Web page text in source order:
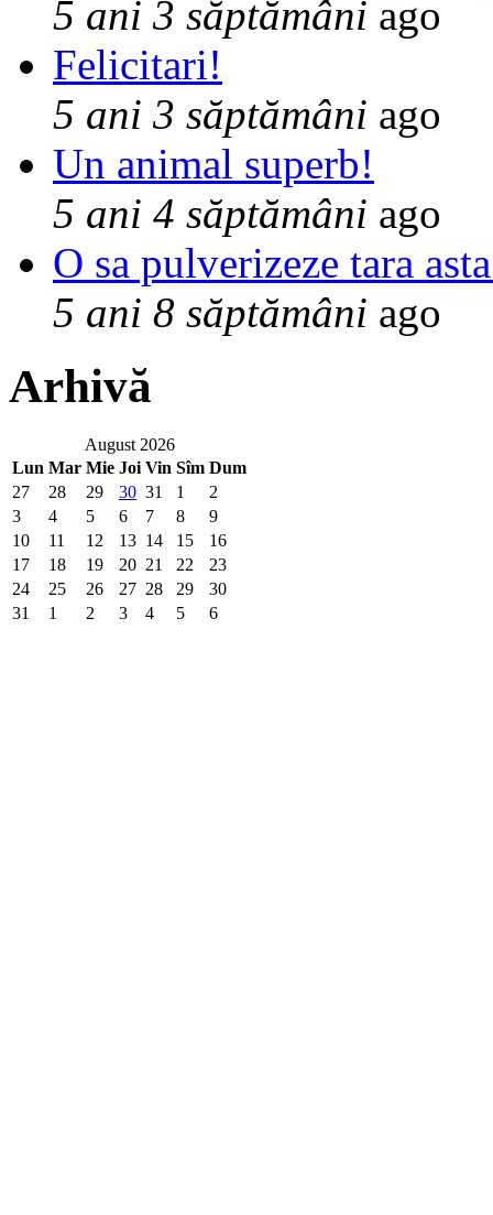
5 ani 3 săptămâni ago
Felicitari!
5 ani 3 săptămâni ago
Un animal superb!
5 ani 4 săptămâni ago
O sa pulverizeze tara
5 ani 8 săptămâni ago
Arhivă
August 2026
Lun Mar Mie Joi Vin Sîm Dum
27
28 29 30 31 1
2
3
4 5 6 7 8
9
10
11 12 13 14 15
16
17
18 19 20 21 22
23
24
25 26 27 28 29
30
31
1 2 3 4 5 6